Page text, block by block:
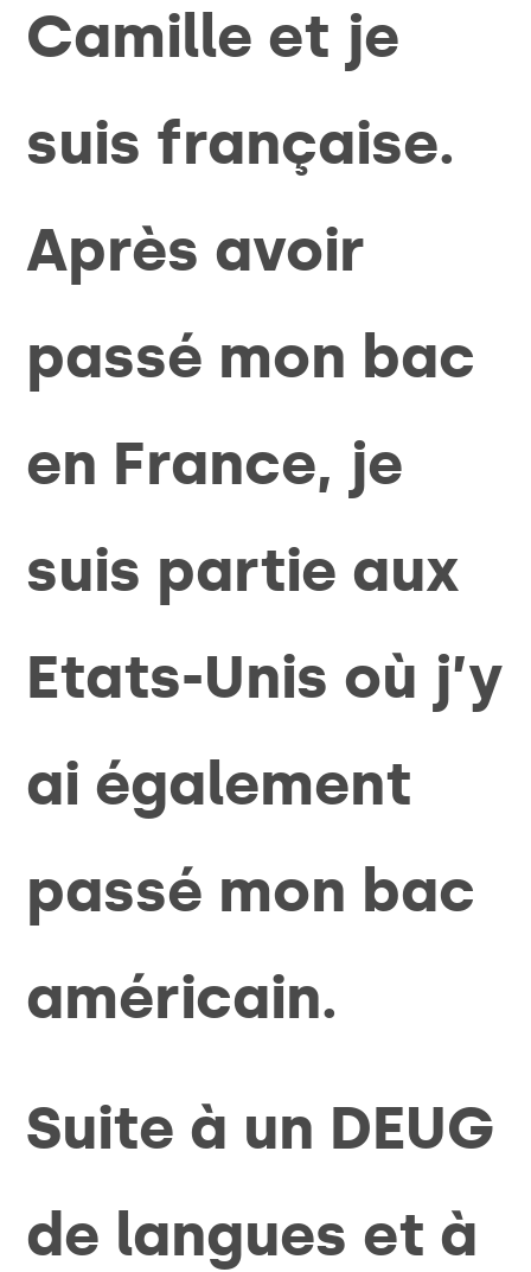
Camille et je
suis française.
Après avoir
passé mon bac
en France, je
suis partie aux
Etats-Unis où j’y
ai également
passé mon bac
américain.
Suite à un DEUG
de langues et à